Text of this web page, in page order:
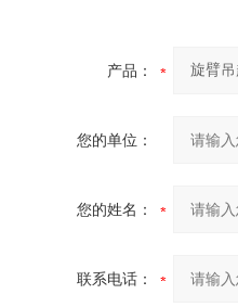
产品：
您的单位：
您的姓名：
联系电话：